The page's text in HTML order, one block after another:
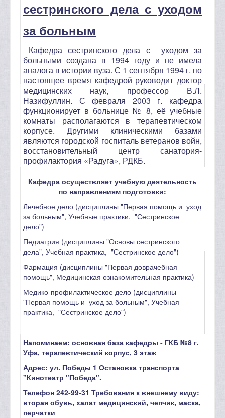
сестринского дела с уходом
за больным
Кафедра сестринского дела с уходом за
больными создана в 1994 году и не имела
аналога в истории вуза. С 1 сентября 1994 г. по
настоящее время кафедрой руководит доктор
медицинских наук, профессор В.Л.
Назифуллин. С февраля 2003 г. кафедра
функционирует в больнице № 8, её учебные
комнаты располагаются в терапевтическом
корпусе. Другими клиническими базами
являются городской госпиталь ветеранов войн,
восстановительный центр санатория-
профилактория «Радуга», РДКБ.
Кафедра осуществляет учебную деятельность
по направлениям подготовки:
Лечебное дело (дисциплины "Первая помощь и уход
за больным", Учебные практики, "Сестринское
дело")
Педиатрия (дисциплины "Основы сестринского
дела", Учебная практика, "Сестринское дело")
Фармация (дисциплины "Первая доврачебная
помощь", Медицинская ознакомительная практика)
Медико-профилактическое дело (дисциплины
"Первая помощь и уход за больным", Учебная
практика, "Сестринское дело")
Напоминаем: основная база кафедры - ГКБ №8 г.
Уфа, терапевтический корпус, 3 этаж
Адрес: ул. Победы 1 Остановка транспорта
"Кинотеатр "Победа".
Телефон 242-99-31 Требования к внешнему виду:
вторая обувь, халат медицинский, чепчик, маска,
перчатки